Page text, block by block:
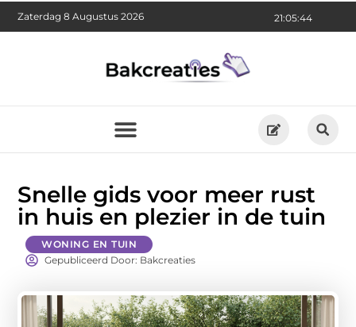
21:05:45
Zaterdag 8 Augustus 2026
Snelle gids voor meer rust
in huis en plezier in de tuin
WONING EN TUIN
Gepubliceerd Door: Bakcreaties